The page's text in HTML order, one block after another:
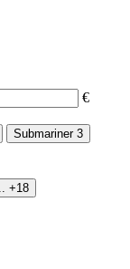
€
Submariner 3
+18